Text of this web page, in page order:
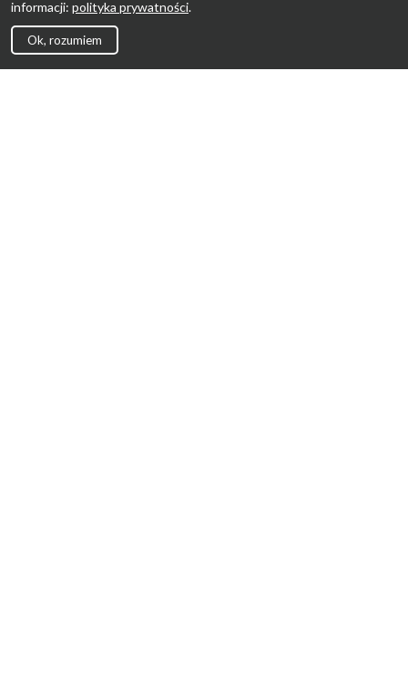
informacji: polityka prywatności.
Ok, rozumiem